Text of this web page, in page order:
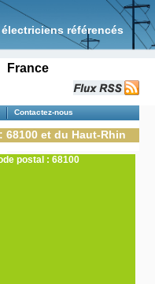
électriciens référencés
Contactez-nous
et du Haut-Rhin
postal : 68100